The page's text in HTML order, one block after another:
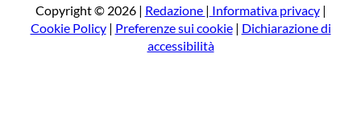
a
Copyright © 2026 | Redazione | Informativa privacy|
Cookie Policy| Preferenze sui cookie| Dichiarazione di
accessibilità